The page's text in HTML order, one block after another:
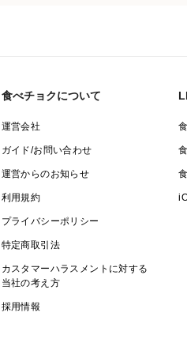
食べチョクについて
運営会社
ガイド/お問い合わせ
運営からのお知らせ
利用規約
プライバシーポリシー
特定商取引法
カスタマーハラスメントに対する
当社の考え方
採用情報